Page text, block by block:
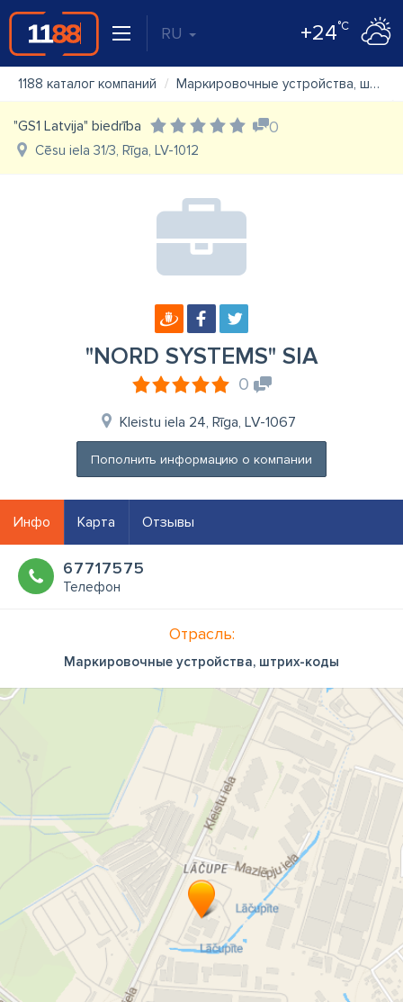
RU +24°C
1188 каталог компаний Маркировочные устройства, штрих-коды
"GS1 Latvija" biedrība 0
Cēsu iela 31/3, Rīga, LV-1012
"NORD SYSTEMS" SIA
0
Kleistu iela 24, Rīga, LV-1067
Пополнить информацию о компании
Инфо Карта Отзывы
67717575
Телефон
Отрасль:
Маркировочные устройства, штрих-коды